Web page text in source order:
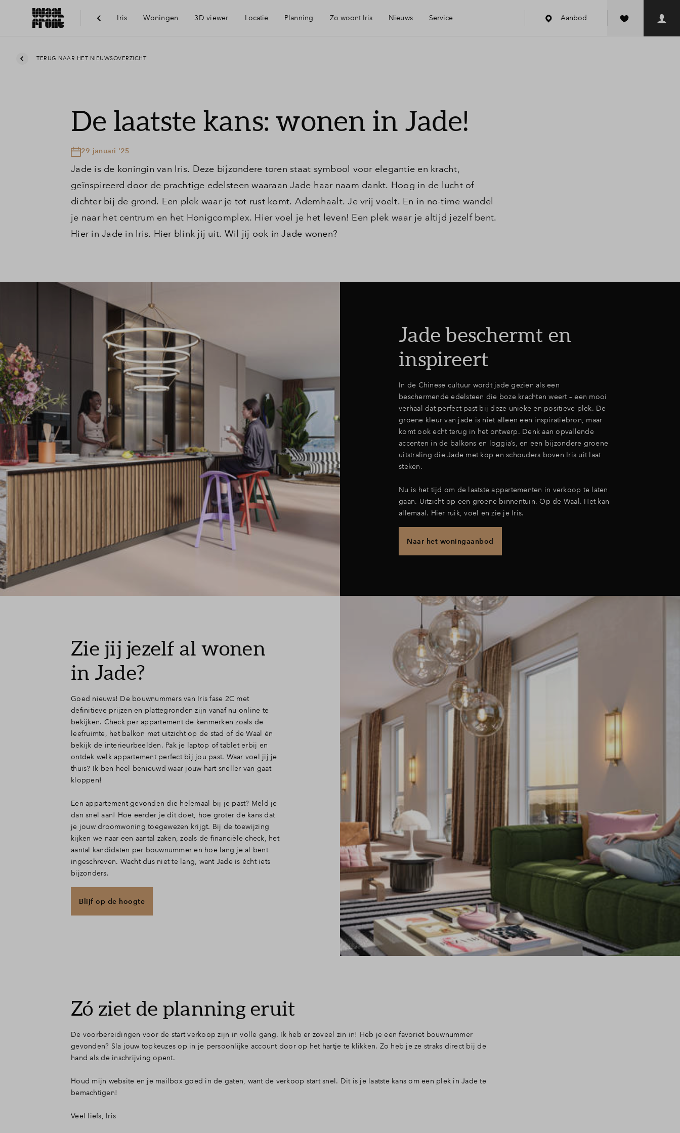
Iris Woningen 3D viewer Locatie
Visie
Nijmegen
Planning Zo woont Iris
Blog: Iris verhuist
Nieuws Service
Financiering
Woning kopen
Aanbod
TERUG NAAR HET NIEUWSOVERZICHT
De laatste kans: wonen in Jade!
29 januari '25
Jade is de koningin van Iris. Deze bijzondere toren staat symbool voor elegantie en kracht,
geïnspireerd door de prachtige edelsteen waaraan Jade haar naam dankt. Hoog in de lucht of
dichter bij de grond. Een plek waar je tot rust komt. Ademhaalt. Je vrij voelt. En in no-time wandel
je naar het centrum en het Honigcomplex. Hier voel je het leven! Een plek waar je altijd jezelf bent.
Hier in Jade in Iris. Hier blink jij uit. Wil jij ook in Jade wonen?
Jade beschermt en
inspireert
In de Chinese cultuur wordt jade gezien als een
beschermende edelsteen die boze krachten weert – een mooi
verhaal dat perfect past bij deze unieke en positieve plek. De
groene kleur van jade is niet alleen een inspiratiebron, maar
komt ook echt terug in het ontwerp. Denk aan opvallende
accenten in de balkons en loggia’s, en een bijzondere groene
uitstraling die Jade met kop en schouders boven Iris uit laat
steken.
Nu is het tijd om de laatste appartementen in verkoop te laten
gaan. Uitzicht op een groene binnentuin. Op de Waal. Het kan
allemaal. Hier ruik, voel en zie je Iris.
Naar het woningaanbod
Zie jij jezelf al wonen
in Jade?
Goed nieuws! De bouwnummers van Iris fase 2C met
definitieve prijzen en plattegronden zijn vanaf nu online te
bekijken. Check per appartement de kenmerken zoals de
leefruimte, het balkon met uitzicht op de stad of de Waal én
bekijk de interieurbeelden. Pak je laptop of tablet erbij en
ontdek welk appartement perfect bij jou past. Waar voel jij je
thuis? Ik ben heel benieuwd waar jouw hart sneller van gaat
kloppen!
Een appartement gevonden die helemaal bij je past? Meld je
dan snel aan! Hoe eerder je dit doet, hoe groter de kans dat
je jouw droomwoning toegewezen krijgt. Bij de toewijzing
kijken we naar een aantal zaken, zoals de financiële check, het
aantal kandidaten per bouwnummer en hoe lang je al bent
ingeschreven. Wacht dus niet te lang, want Jade is écht iets
bijzonders.
Blijf op de hoogte
Zó ziet de planning eruit
De voorbereidingen voor de start verkoop zijn in volle gang. Ik heb er zoveel zin in! Heb je een favoriet bouwnummer
gevonden? Sla jouw topkeuzes op in je persoonlijke account door op het hartje te klikken. Zo heb je ze straks direct bij de
hand als de inschrijving opent.
Houd mijn website en je mailbox goed in de gaten, want de verkoop start snel. Dit is je laatste kans om een plek in Jade te
bemachtigen!
Veel liefs, Iris